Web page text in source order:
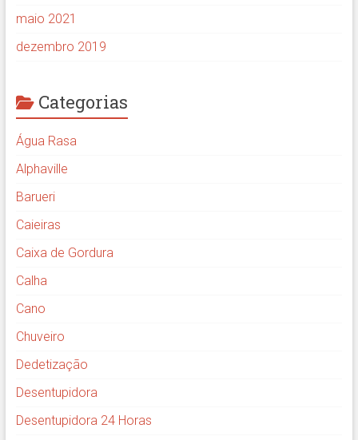
maio 2021
dezembro 2019
Categorias
Água Rasa
Alphaville
Barueri
Caieiras
Caixa de Gordura
Calha
Cano
Chuveiro
Dedetização
Desentupidora
Desentupidora 24 Horas